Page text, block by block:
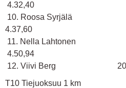
4.32,40
10. Roosa Syrjälä
4.37,60
11. Nella Lahtonen
4.50,94
12. Viivi Berg 2009
T10 Tiejuoksuu 1 km